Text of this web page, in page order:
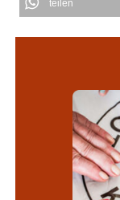
teilen